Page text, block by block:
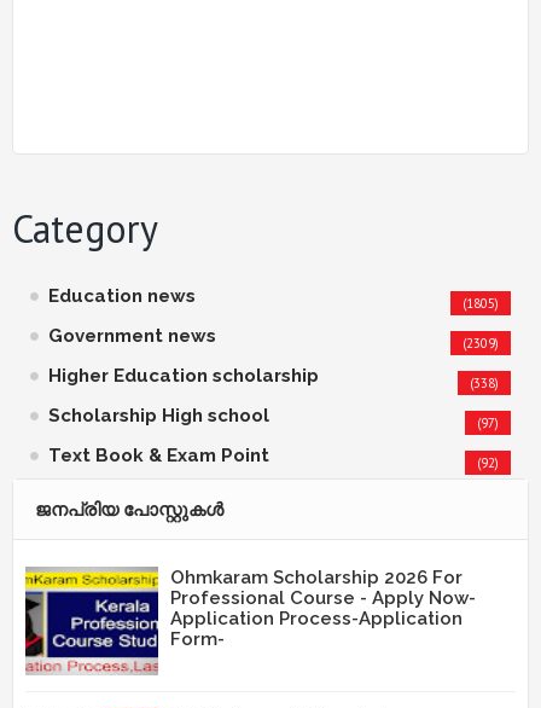
Category
Education news (1805)
Government news (2309)
Higher Education scholarship (338)
Scholarship High school (97)
Text Book & Exam Point (92)
ജനപ്രിയ പോസ്റ്റുകള്‍‌
Ohmkaram Scholarship 2026 For
Professional Course - Apply Now-
Application Process-Application
Form-